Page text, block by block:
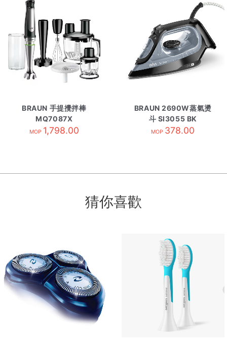
BRAUN 手提攪拌棒
MQ7087X
MOP 1,798.00
BRAUN 2690W蒸氣燙
斗 SI3055 BK
MOP 378.00
猜你喜歡